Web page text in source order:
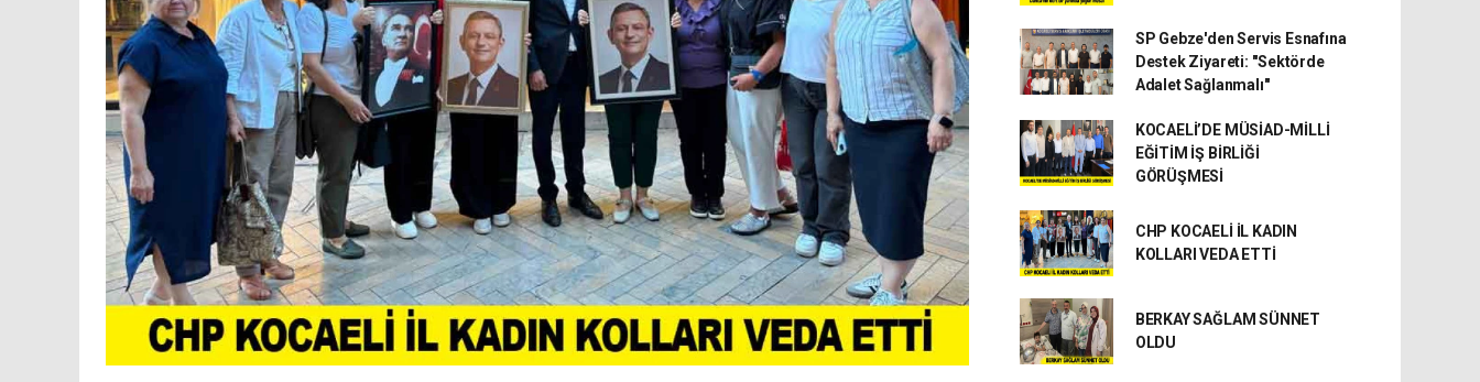
SP Gebze'den Servis Esnafına
Destek Ziyareti: ''Sektörde
Adalet Sağlanmalı''
KOCAELİ’DE MÜSİAD-MİLLİ
EĞİTİM İŞ BİRLİĞİ
GÖRÜŞMESİ
CHP KOCAELİ İL KADIN
KOLLARI VEDA ETTİ
BERKAY SAĞLAM SÜNNET
OLDU